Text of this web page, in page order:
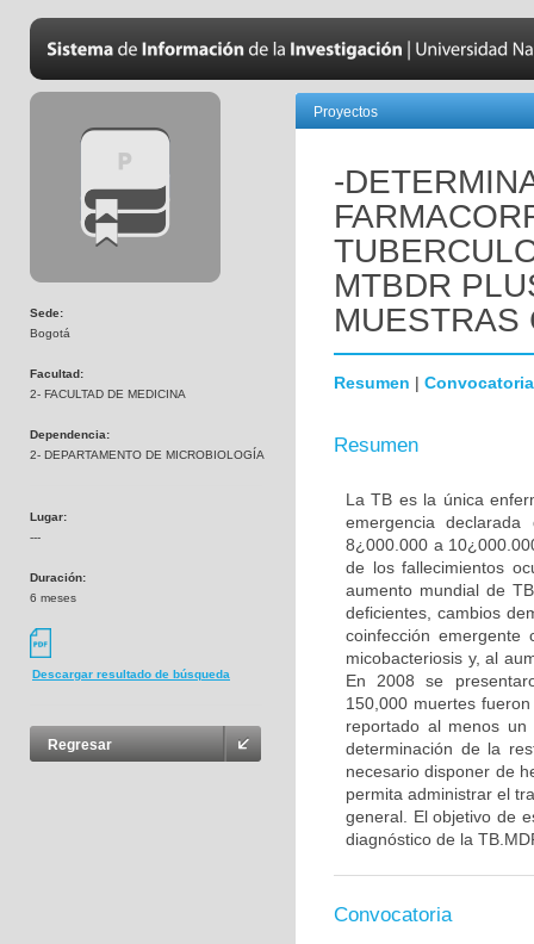
Sede:
Bogotá
Facultad:
2- FACULTAD DE MEDICINA
Dependencia:
2- DEPARTAMENTO DE MICROBIOLOGÍA
Lugar:
---
Duración:
6 meses
Descargar resultado de búsqueda
Regresar
Proyectos
-
MTBDR
MUESTRAS
Resumen | Convocatoria
Resumen
La TB es la única
emergencia
8¿000.000 a
de los fallecimientos
aumento mundial de
deficientes, cambios
coinfección
micobacteriosis y, al
En 2008 se
150,000 muertes
reportado al menos un
determinación de la
necesario disponer de
permita administrar el
general. El objetivo de
diagnóstico de la
Convocatoria